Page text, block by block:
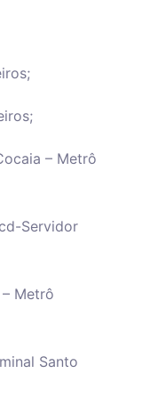
– Metrô
Servidor
Metrô
Santo